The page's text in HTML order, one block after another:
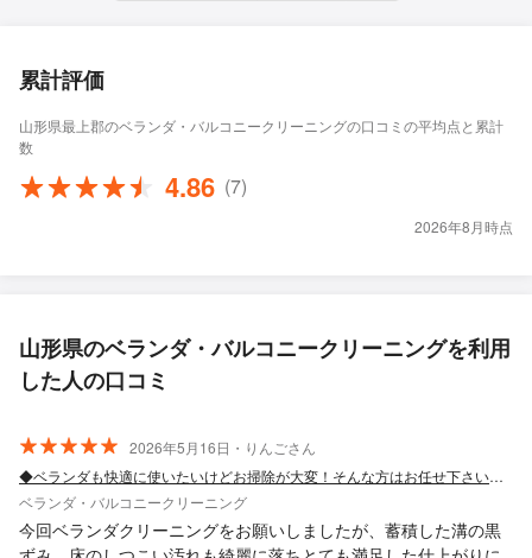
累計評価
山形県最上郡のベランダ・バルコニークリーニングの口コミの平均点と累計
数
4.86 (7)
2026年8月時点
山形県のベランダ・バルコニークリーニングを利用
した人の口コミ
2026年5月16日・りんごさん
◆ベランダも快適に使いたいけどお掃除が大変！そんな方はお任せ下さい！◆
ベランダ・バルコニークリーニング
今回ベランダクリーニングをお願いしましたが、蓄積した溝の黒